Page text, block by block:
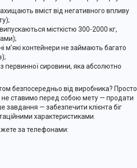
вміст від негативного впливу
місткістю 300-2000 кг,
м’які контейнери не займають багато
первинної сировини, яка абсолютно
безпосередньо від виробника? Просто
ставимо перед собою мету — продати
завдання — забезпечити клієнта біг
характеристиками.
за телефонами: